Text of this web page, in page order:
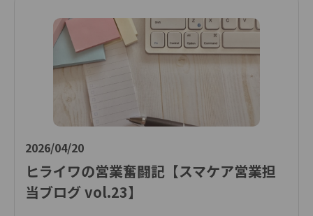
2026/04/20
ヒライワの営業奮闘記【スマケア営業担
当ブログ vol.23】